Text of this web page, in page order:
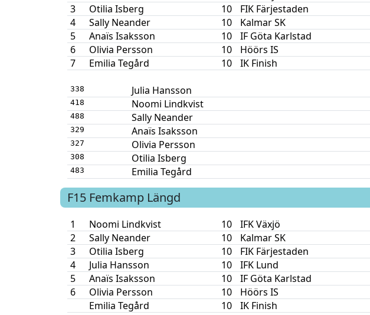
3
Otilia Isberg 10 FIK Färjestaden
4
Sally Neander 10 Kalmar SK
5
Anaïs Isaksson 10 IF Göta Karlstad
6
Olivia Persson 10 Höörs IS
7
Emilia Tegård 10 IK Finish
338 Julia Hansson
418 Noomi Lindkvist
488 Sally Neander
329 Anaïs Isaksson
327 Olivia Persson
308 Otilia Isberg
483 Emilia Tegård
F15 Femkamp Längd
1 Noomi Lindkvist 10 IFK Växjö
2
Sally Neander 10 Kalmar SK
3
Otilia Isberg 10 FIK Färjestaden
4
Julia Hansson 10 IFK Lund
5
Anaïs Isaksson 10 IF Göta Karlstad
6
Olivia Persson 10 Höörs IS
Emilia Tegård
10 IK Finish